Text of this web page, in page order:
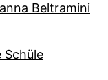
Beltramini
Schüle